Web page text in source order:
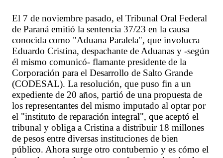
El 7 de noviembre pasado, el Tribunal Oral Federal
de Paraná emitió la sentencia 37/23 en la causa
conocida como "Aduana Paralela", que involucra
Eduardo Cristina, despachante de Aduanas y -según
él mismo comunicó- flamante presidente de la
Corporación para el Desarrollo de Salto Grande
(CODESAL). La resolución, que puso fin a un
expediente de 20 años, partió de una propuesta de
los representantes del mismo imputado al optar por
el "instituto de reparación integral", que aceptó el
tribunal y obliga a Cristina a distribuir 18 millones
de pesos entre diversas instituciones de bien
público. Ahora surge otro contubernio y es cómo el